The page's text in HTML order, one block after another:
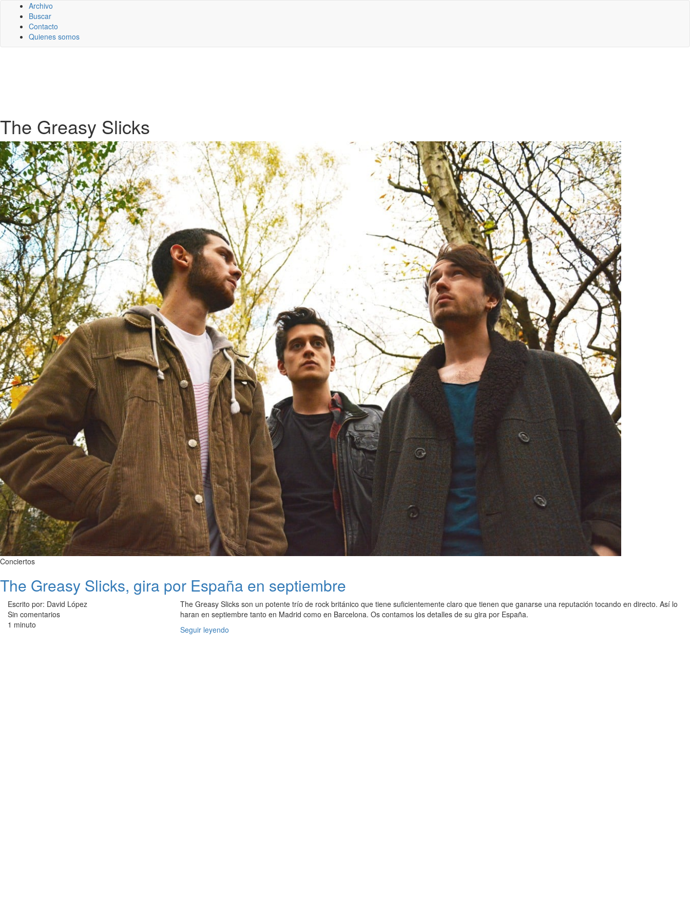
Archivo
Buscar
Contacto
Quienes somos
The Greasy Slicks
Conciertos
The Greasy Slicks, gira por España en septiembre
Escrito por: David López
Sin comentarios
1 minuto
The Greasy Slicks son un potente trío de rock británico que tiene suficientemente claro que tienen que ganarse una reputación tocando en directo. Así lo
haran en septiembre tanto en Madrid como en Barcelona. Os contamos los detalles de su gira por España.
Seguir leyendo